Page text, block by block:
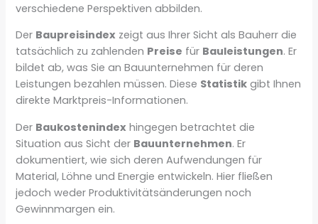
verschiedene Perspektiven abbilden.
Der Baupreisindex zeigt aus Ihrer Sicht als Bauherr die
tatsächlich zu zahlenden Preise für Bauleistungen. Er
bildet ab, was Sie an Bauunternehmen für deren
Leistungen bezahlen müssen. Diese Statistik gibt Ihnen
direkte Marktpreis-Informationen.
Der Baukostenindex hingegen betrachtet die
Situation aus Sicht der Bauunternehmen. Er
dokumentiert, wie sich deren Aufwendungen für
Material, Löhne und Energie entwickeln. Hier fließen
jedoch weder Produktivitätsänderungen noch
Gewinnmargen ein.